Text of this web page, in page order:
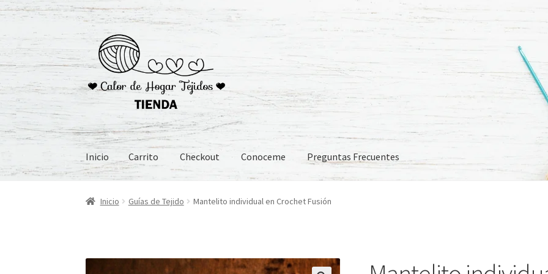
Ir
la
navegación
Ir
contenido
Inicio Carrito Checkout Conoceme Preguntas Frecuentes
Inicio Carrito Checkout Conoceme Preguntas Frecuentes
Inicio Guías de Tejido Mantelito individual en Crochet Fusión